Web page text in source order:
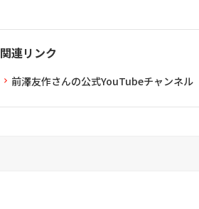
関連リンク
前澤友作さんの公式YouTubeチャンネル